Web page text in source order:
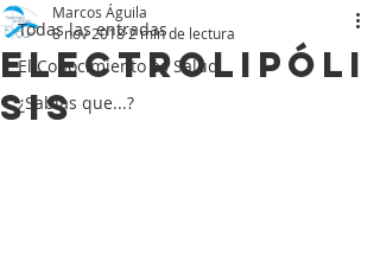
Todas las entradas
El Conocimiento es Salud
¿Sabías que...?
Electrolipóli
sis
Marcos Águila
8 nov 20182 min de lectura